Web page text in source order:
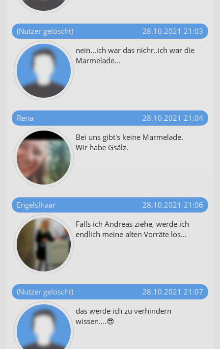
(Nutzer gelöscht)
28.10.2021 21:03
nein...ich war das nichr..ich war die
Marmelade...
Rena
28.10.2021 21:04
Bei uns gibt's keine Marmelade.
Wir habe Gsälz.
Engelslhaar
28.10.2021 21:06
Falls ich Andreas ziehe, werde ich
endlich meine alten Vorräte los...
(Nutzer gelöscht)
28.10.2021 21:07
das werde ich zu verhindern
wissen....😎